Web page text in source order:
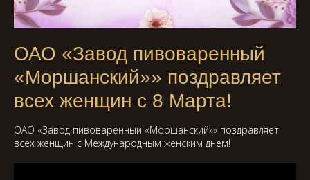
ОАО «Завод пивоваренный
«Моршанский»» поздравляет
всех женщин с 8 Марта!
ОАО «Завод пивоваренный «Моршанский»» поздравляет
всех женщин с Международным женским днем!